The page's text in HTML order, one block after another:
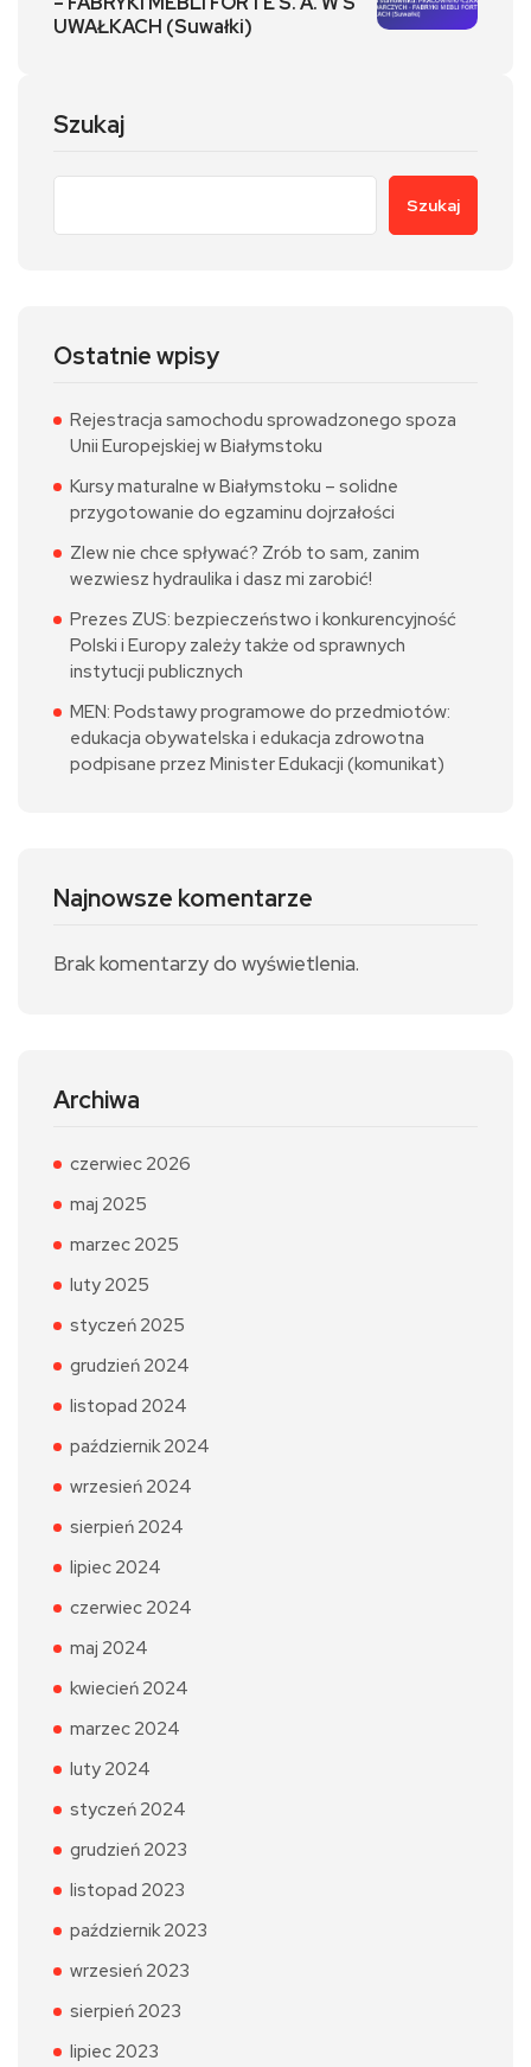
UWAŁKACH (Suwałki)
Szukaj
Szukaj
Ostatnie wpisy
Rejestracja samochodu sprowadzonego spoza
Unii Europejskiej w Białymstoku
Kursy maturalne w Białymstoku – solidne
przygotowanie do egzaminu dojrzałości
Zlew nie chce spływać? Zrób to sam, zanim
wezwiesz hydraulika i dasz mi zarobić!
Prezes ZUS: bezpieczeństwo i konkurencyjność
Polski i Europy zależy także od sprawnych
instytucji publicznych
MEN: Podstawy programowe do przedmiotów:
edukacja obywatelska i edukacja zdrowotna
podpisane przez Minister Edukacji (komunikat)
Najnowsze komentarze
Brak komentarzy do wyświetlenia.
Archiwa
czerwiec 2026
maj 2025
marzec 2025
luty 2025
styczeń 2025
grudzień 2024
listopad 2024
październik 2024
wrzesień 2024
sierpień 2024
lipiec 2024
czerwiec 2024
maj 2024
kwiecień 2024
marzec 2024
luty 2024
styczeń 2024
grudzień 2023
listopad 2023
październik 2023
wrzesień 2023
sierpień 2023
lipiec 2023